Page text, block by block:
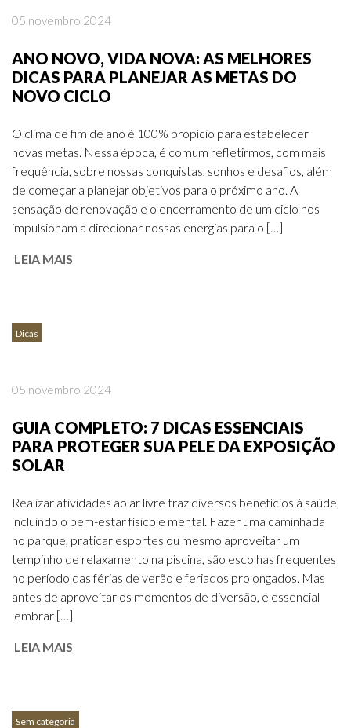
05 novembro 2024
ANO NOVO, VIDA NOVA: AS MELHORES
DICAS PARA PLANEJAR AS METAS DO
NOVO CICLO
O clima de fim de ano é 100% propício para estabelecer
novas metas. Nessa época, é comum refletirmos, com mais
frequência, sobre nossas conquistas, sonhos e desafios, além
de começar a planejar objetivos para o próximo ano. A
sensação de renovação e o encerramento de um ciclo nos
impulsionam a direcionar nossas energias para o […]
LEIA MAIS
Dicas
05 novembro 2024
GUIA COMPLETO: 7 DICAS ESSENCIAIS
PARA PROTEGER SUA PELE DA EXPOSIÇÃO
SOLAR
Realizar atividades ao ar livre traz diversos benefícios à saúde,
incluindo o bem-estar físico e mental. Fazer uma caminhada
no parque, praticar esportes ou mesmo aproveitar um
tempinho de relaxamento na piscina, são escolhas frequentes
no período das férias de verão e feriados prolongados. Mas
antes de aproveitar os momentos de diversão, é essencial
lembrar […]
LEIA MAIS
Sem categoria